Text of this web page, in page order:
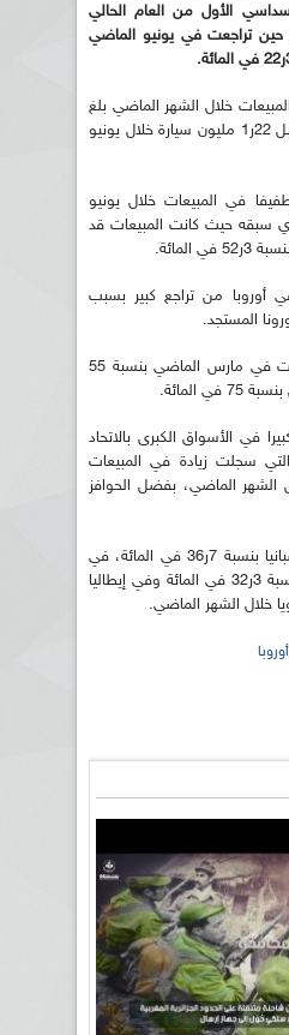
الأول من العام الحالي
في حين تراجعت في يونيو الماضي
خلال الشهر الماضي بلغ
949 ألفا و722 سيارة مقابل 22ر1 مليون سيارة خلال يونيو
في المبيعات خلال يونيو
سبقه حيث كانت المبيعات قد
أوروبا من تراجع كبير بسبب
المستجد.
وكانت المبيعات قد تراجعت في مارس الماضي بنسبة 55
المائة.
في الأسواق الكبرى بالاتحاد
التي سجلت زيادة في المبيعات
خلال الشهر الماضي، بفضل الحوافز
وتراجعت المبيعات في إسبانيا بنسبة 7ر36 في المائة، في
حين تراجعت في ألمانيا بنسبة 3ر32 في المائة وفي إيطاليا
أوروبا